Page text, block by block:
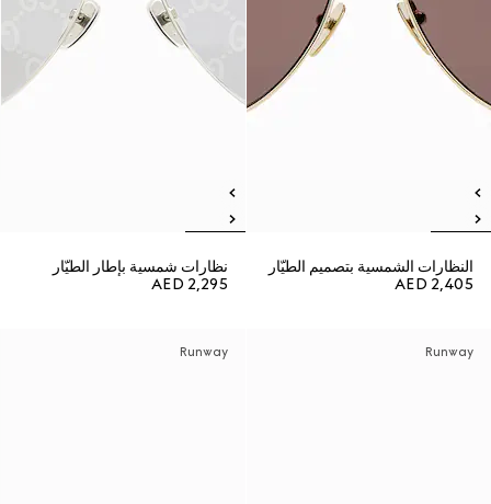
النظارات الشمسية بتصميم الطيّار
AED 2,405
نظارات شمسية بإطار الطيّار
AED 2,295
Runway
Runway